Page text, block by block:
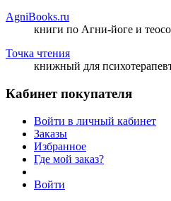
AgniBooks.ru
книги по Агни-йоге и
Точка чтения
книжный для
Кабинет покупателя
Войти в личный кабинет
Заказы
Избранное
Где мой заказ?
Войти